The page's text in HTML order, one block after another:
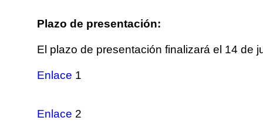
Plazo de presentación:
El plazo de presentación finalizará el 14 de
Enlace 1
Enlace 2